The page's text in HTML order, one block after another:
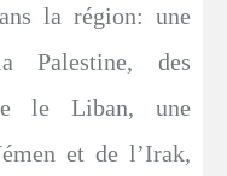
la région: une
Palestine, des
le Liban, une
et de l’Irak,